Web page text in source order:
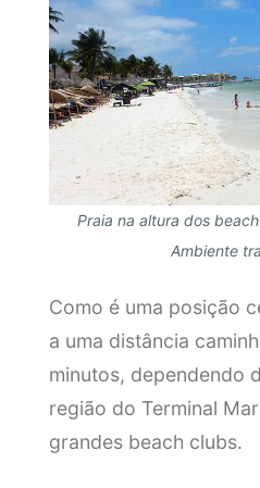
Praia na altura dos
Ambiente
Como é uma posição
a uma distância
minutos, dependendo
região do Terminal
grandes beach clubs.